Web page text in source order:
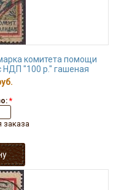
комитета помощи
НДП "100 р." гашеная
*
заказа